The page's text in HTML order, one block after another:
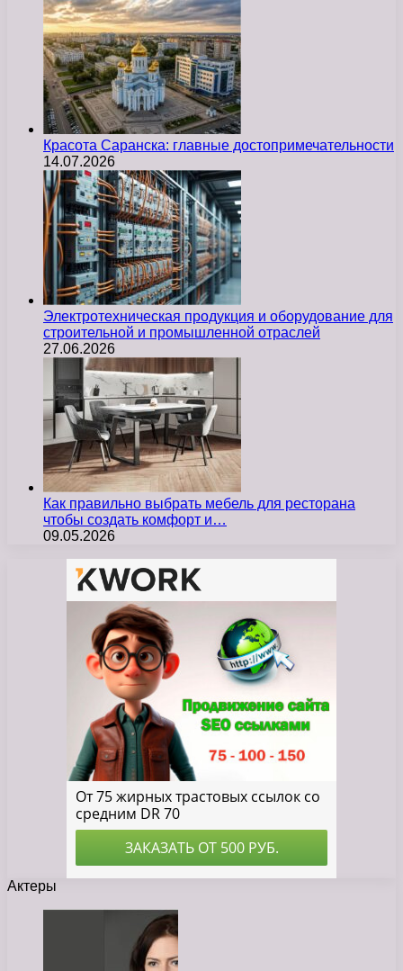
Красота Саранска: главные достопримечательности
14.07.2026
Электротехническая продукция и оборудование для
строительной и промышленной отраслей
27.06.2026
Как правильно выбрать мебель для ресторана
чтобы создать комфорт и…
09.05.2026
Актеры